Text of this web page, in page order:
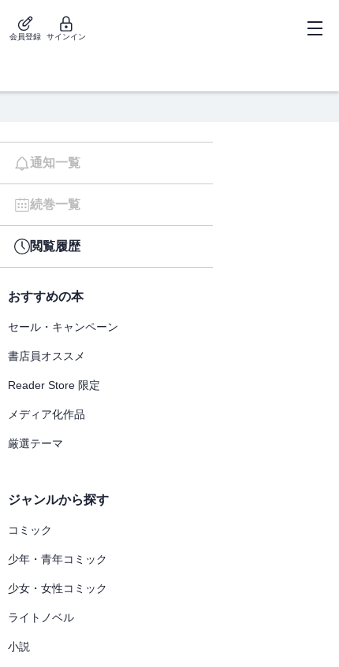
会員登録 サインイン
通知一覧
続巻一覧
閲覧履歴
おすすめの本
セール・キャンペーン
書店員オススメ
Reader Store 限定
メディア化作品
厳選テーマ
ジャンルから探す
コミック
少年・青年コミック
少女・女性コミック
ライトノベル
小説